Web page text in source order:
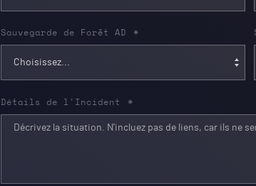
*
Sauvegarde de Forêt AD
*
Détails de l'Incident